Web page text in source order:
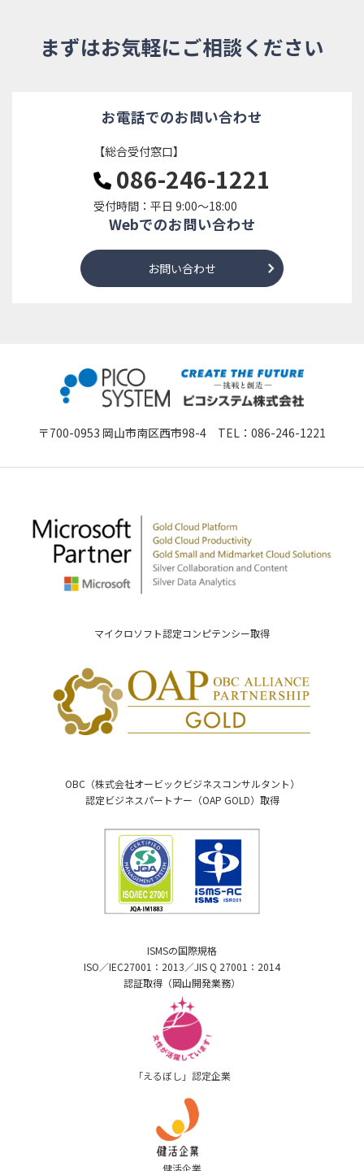
まずはお気軽にご相談ください
お電話でのお問い合わせ
【総合受付窓口】
086-246-1221
受付時間：平日 9:00～18:00
Webでのお問い合わせ
お問い合わせ
〒700-0953 岡山市南区西市98-4 TEL： 086-246-1221
マイクロソフト認定コンピテンシー取得
OBC（株式会社オービックビジネスコンサルタント）
認定ビジネスパートナー（OAP GOLD）取得
ISMSの国際規格
ISO／IEC27001：2013／JIS Q 27001：2014
認証取得（岡山開発業務）
「えるぼし」認定企業
健活企業